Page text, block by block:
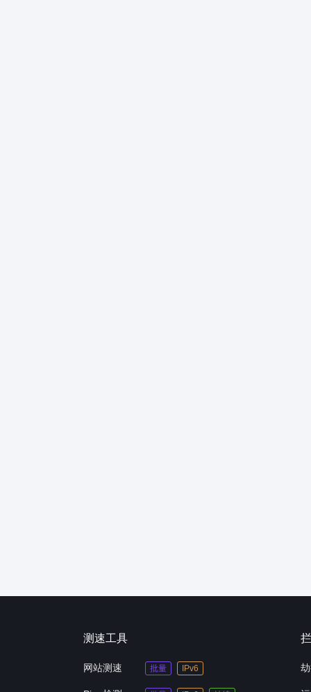
测速工具
网站测速 批量 IPv6